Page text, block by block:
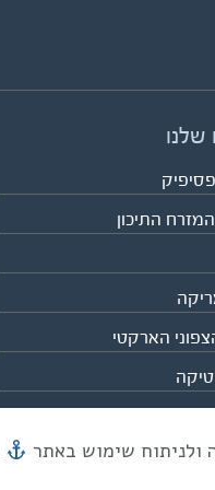
שלנו
התיכון
הארקטי
מייל mail@eco.co.il